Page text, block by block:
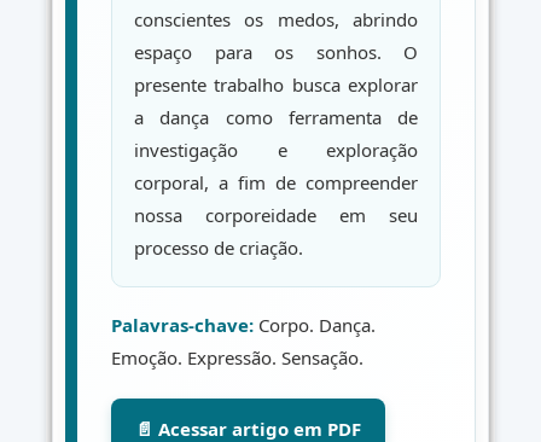
conscientes os medos, abrindo
espaço para os sonhos. O
presente trabalho busca explorar
a dança como ferramenta de
investigação e exploração
corporal, a fim de compreender
nossa corporeidade em seu
processo de criação.
Palavras-chave: Corpo. Dança.
Emoção. Expressão. Sensação.
📄 Acessar artigo em PDF